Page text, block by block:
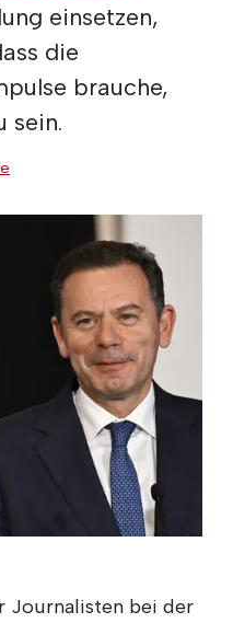
einsetzen,
die
brauche,
sein.
Journalisten bei der